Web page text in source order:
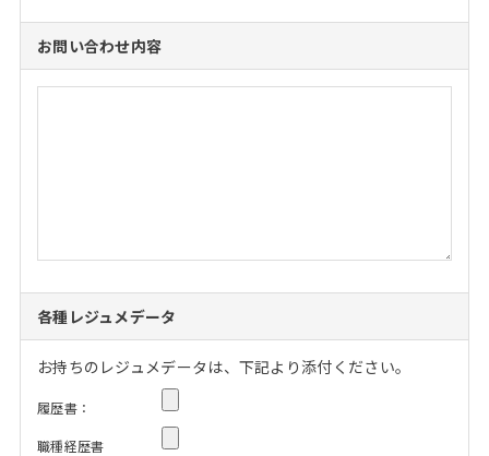
お問い合わせ内容
各種レジュメデータ
お持ちのレジュメデータは、下記より添付ください。
履歴書：
職種経歴書